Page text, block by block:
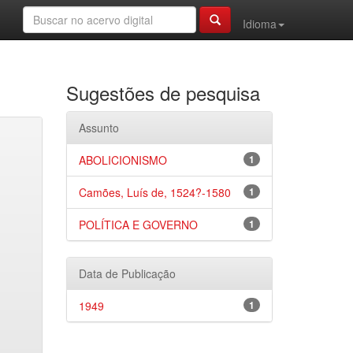
Idioma
Sugestões de pesquisa
Assunto
1
ABOLICIONISMO
1
Camões, Luís de, 1524?-1580
1
POLÍTICA E GOVERNO
Data de Publicação
1
1949